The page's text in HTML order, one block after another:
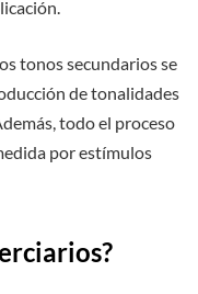
tonos secundarios se
de tonalidades
todo el proceso
por estímulos